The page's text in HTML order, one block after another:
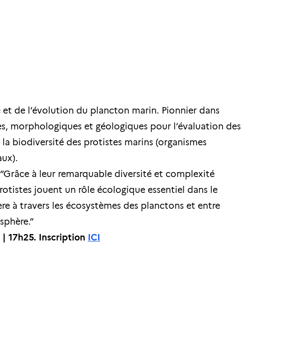
de l’évolution du plancton marin. Pionnier dans
morphologiques et géologiques pour l’évaluation des
biodiversité des protistes marins (organismes
à leur remarquable diversité et complexité
jouent un rôle écologique essentiel dans le
à travers les écosystèmes des planctons et entre
17h25. Inscription ICI